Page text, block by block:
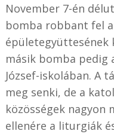
November 7-én
bomba robbant fel a
épületegyüttesének
másik bomba pedig
József-iskolában. A
meg senki, de a
közösségek nagyon
ellenére a liturgiák